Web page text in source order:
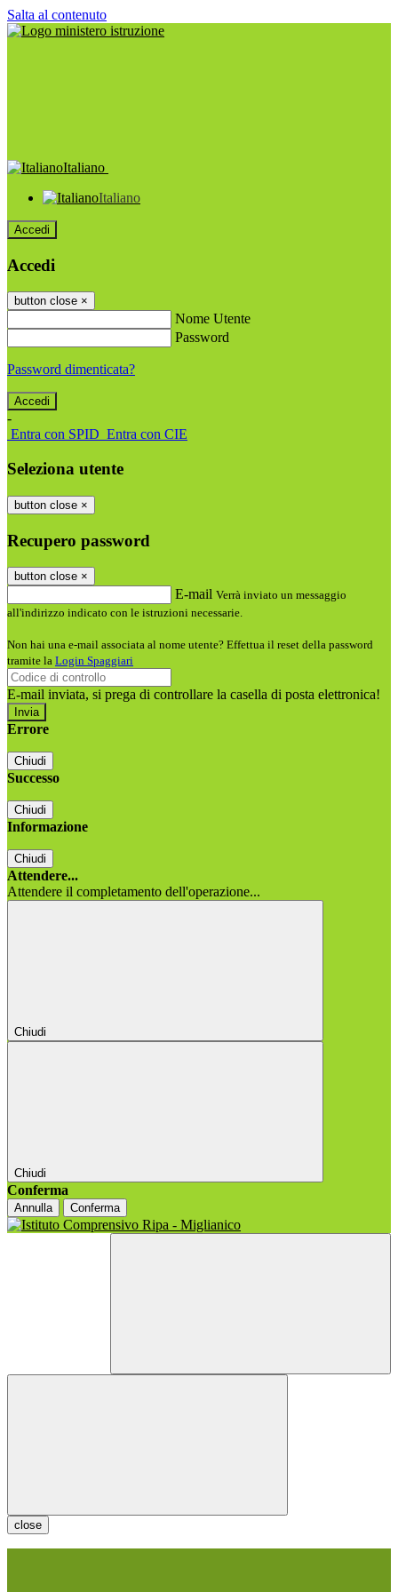
Salta al contenuto
Italiano
Italiano
Accedi
Accedi
button close ×
Nome Utente
Password
Password dimenticata?
-
Entra con SPID Entra con CIE
Seleziona utente
button close ×
Recupero password
button close ×
E-mail Verrà inviato un messaggio
all'indirizzo indicato con le istruzioni necessarie.
Non hai una e-mail associata al nome utente? Effettua il reset della password
tramite la Login Spaggiari
E-mail inviata, si prega di controllare la casella di posta elettronica!
Errore
Chiudi
Successo
Chiudi
Informazione
Chiudi
Attendere...
Attendere il completamento dell'operazione...
Chiudi
Chiudi
Conferma
Annulla Conferma
close